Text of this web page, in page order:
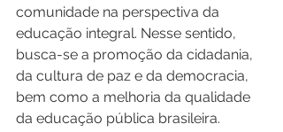
comunidade na perspectiva da
educação integral. Nesse sentido,
busca-se a promoção da cidadania,
da cultura de paz e da democracia,
bem como a melhoria da qualidade
da educação pública brasileira.